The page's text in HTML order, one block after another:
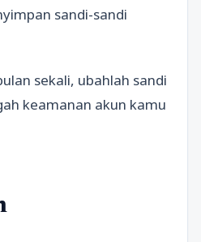
sandi-sandi
sekali, ubahlah sandi
keamanan akun kamu